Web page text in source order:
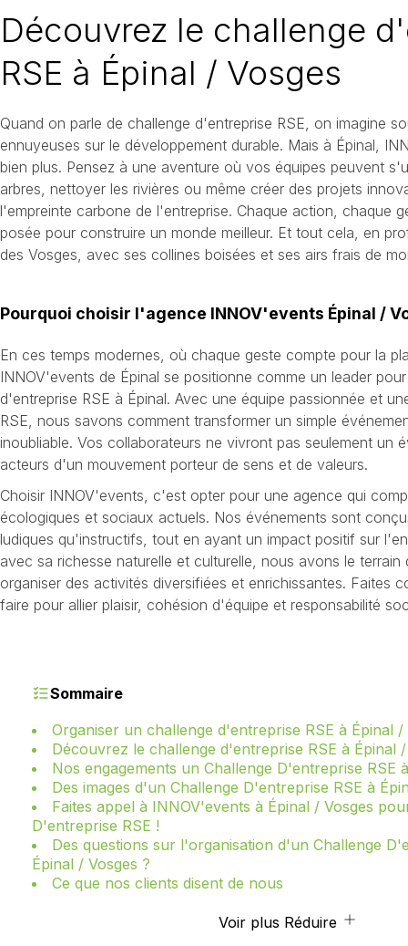
Découvrez le challenge
RSE à Épinal / Vosges
Quand on parle de challenge d'entreprise RSE, on imagine
ennuyeuses sur le développement durable. Mais à Épinal,
bien plus. Pensez à une aventure où vos équipes peuvent
arbres, nettoyer les rivières ou même créer des projets
l'empreinte carbone de l'entreprise. Chaque action, chaque
posée pour construire un monde meilleur. Et tout cela, en
des Vosges, avec ses collines boisées et ses airs frais de
Pourquoi choisir l'agence INNOV'events Épinal /
En ces temps modernes, où chaque geste compte pour la
INNOV'events de Épinal se positionne comme un leader
d'entreprise RSE à Épinal. Avec une équipe passionnée et
RSE, nous savons comment transformer un simple
inoubliable. Vos collaborateurs ne vivront pas seulement un
acteurs d'un mouvement porteur de sens et de valeurs.
Choisir INNOV'events, c'est opter pour une agence qui
écologiques et sociaux actuels. Nos événements sont
ludiques qu'instructifs, tout en ayant un impact positif sur
avec sa richesse naturelle et culturelle, nous avons le
organiser des activités diversifiées et enrichissantes. Faites
faire pour allier plaisir, cohésion d'équipe et responsabilité
Sommaire
Organiser un challenge d'entreprise RSE à Épinal /
Découvrez le challenge d'entreprise RSE à Épinal
Nos engagements un Challenge D'entreprise RSE
Des images d'un Challenge D'entreprise RSE à
Faites appel à INNOV'events à Épinal / Vosges
D'entreprise RSE !
Des questions sur l'organisation d'un Challenge
Épinal / Vosges ?
Ce que nos clients disent de nous
Voir plus Réduire